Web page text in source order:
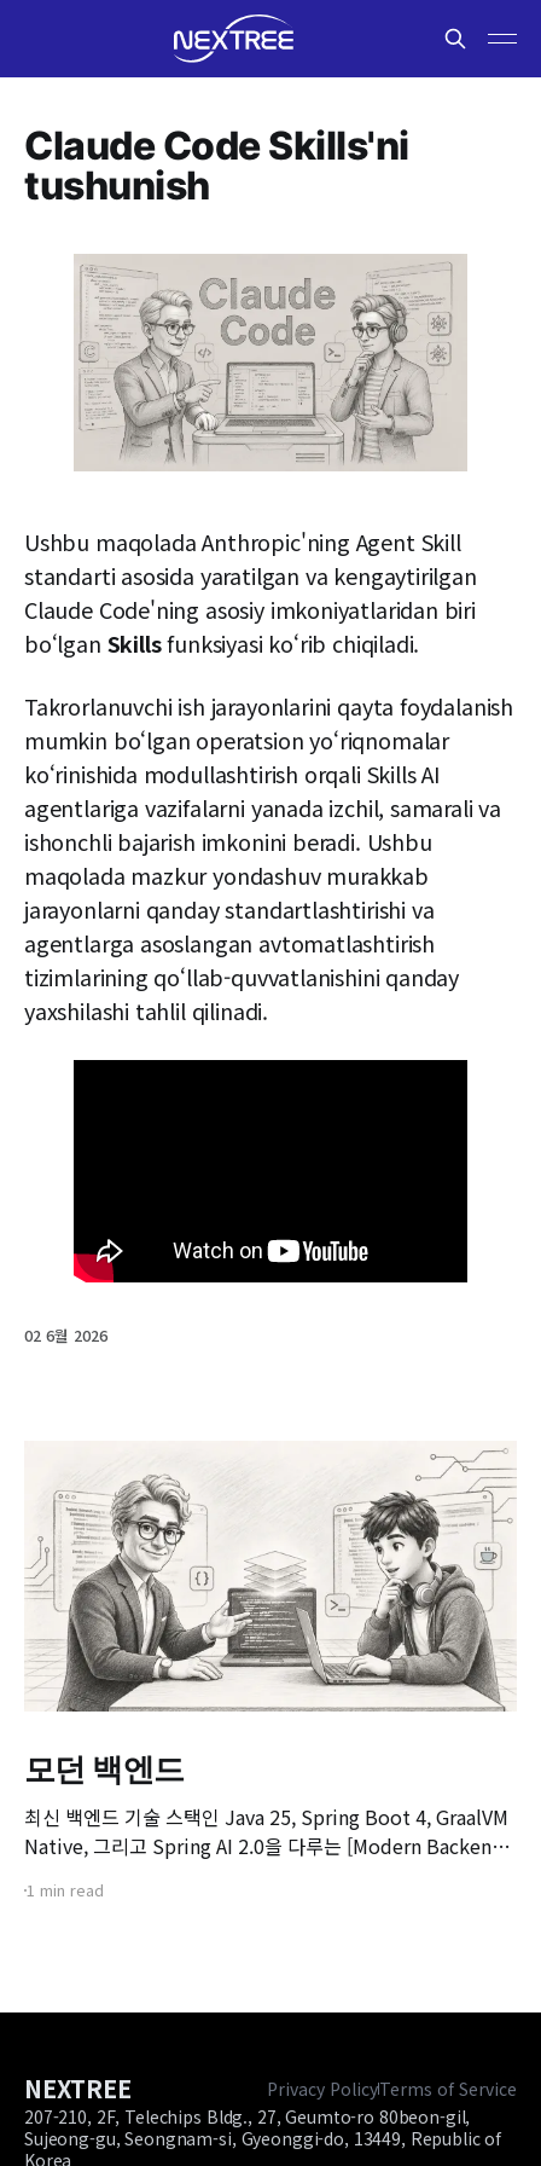
Claude Code Skills'ni
tushunish
Ushbu maqolada Anthropic'ning Agent Skill
standarti asosida yaratilgan va kengaytirilgan
Claude Code'ning asosiy imkoniyatlaridan biri
bo‘lgan Skillsfunksiyasi ko‘rib chiqiladi.
Takrorlanuvchi ish jarayonlarini qayta foydalanish
mumkin bo‘lgan operatsion yo‘riqnomalar
ko‘rinishida modullashtirish orqali Skills AI
agentlariga vazifalarni yanada izchil, samarali va
ishonchli bajarish imkonini beradi. Ushbu
maqolada mazkur yondashuv murakkab
jarayonlarni qanday standartlashtirishi va
agentlarga asoslangan avtomatlashtirish
tizimlarining qo‘llab-quvvatlanishini qanday
yaxshilashi tahlil qilinadi.
02 6월 2026
모던 백엔드
최신 백엔드 기술 스택인 Java 25, Spring Boot 4, GraalVM
Native, 그리고 Spring AI 2.0을 다루는 [Modern Backend]
존 Spring Boot 환경에서 서비스를 구축하고 배포해보신 개
1 min read
NEXTREE Privacy PolicyTerms of Service
207-210, 2F, Telechips Bldg., 27, Geumto-ro 80beon-gil,
Sujeong-gu, Seongnam-si, Gyeonggi-do, 13449, Republic of
Korea